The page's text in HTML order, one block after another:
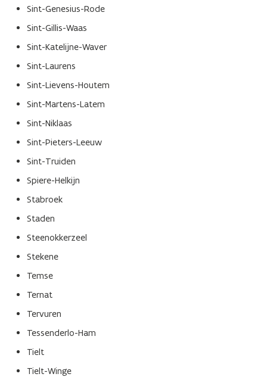
Sint-Genesius-Rode
Sint-Gillis-Waas
Sint-Katelijne-Waver
Sint-Laurens
Sint-Lievens-Houtem
Sint-Martens-Latem
Sint-Niklaas
Sint-Pieters-Leeuw
Sint-Truiden
Spiere-Helkijn
Stabroek
Staden
Steenokkerzeel
Stekene
Temse
Ternat
Tervuren
Tessenderlo-Ham
Tielt
Tielt-Winge